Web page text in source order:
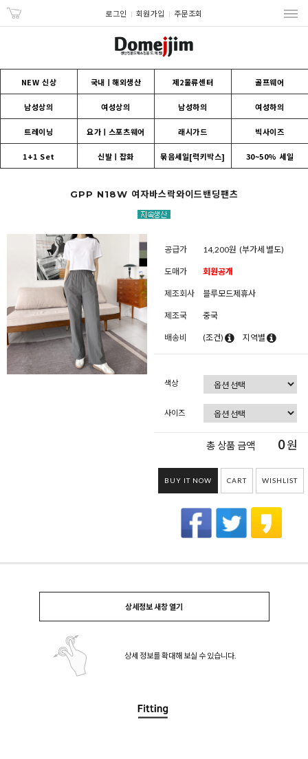
로그인 회원가입 주문조회
NEW 신상 국내ㅣ해외생산 제2물류센터 골프웨어
남성상의 여성상의 남성하의 여성하의
트레이닝 요가ㅣ스포츠웨어 래시가드 빅사이즈
1+1 Set 신발ㅣ잡화 묶음세일[럭키박스] 30~50% 세일
GPP N18W 여자바스락와이드밴딩팬츠
공급가 14,200원 (부가세 별도)
도매가 회원공개
제조회사 블루모드제휴사
제조국 중국
배송비 (조건) 지역별
색상
사이즈
총 상품 금액 0원
BUY IT NOW CART WISHLIST
상세정보 새창 열기
상세 정보를 확대해 보실 수 있습니다.